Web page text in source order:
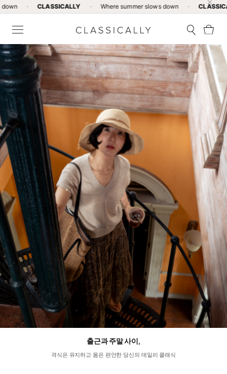
CLASSICALLY · Where summer slows down · CLASSICALLY ·
출근과 주말 사이,
격식은 유지하고 몸은 편안한 당신의 데일리 클래식